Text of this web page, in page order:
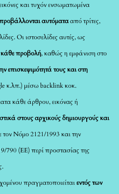
και τυχόν ενσωματωμένα
αυτόματααπό τρίτες,
Οι ιστοσελίδες αυτές, ως
προβολή, καθώς η εμφάνιση στο
επισκεψιμότητά τους και στη
κ.λπ.) μέσω backlink κοκ.
κάθε άρθρου, εικόνας ή
στους αρχικούς δημιουργούς και
Νόμο 2121/1993 και την
790 (ΕΕ) περί προστασίας της
πραγματοποιείταιεντός των